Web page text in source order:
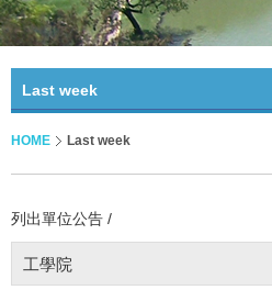
Last week
HOME Last week
列出單位公告 /
工學院